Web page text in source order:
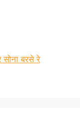
सोना बरसे रे